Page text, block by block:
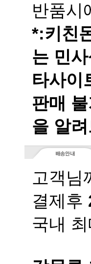
반품시
는 민
을 알
고객님
결제후
국내